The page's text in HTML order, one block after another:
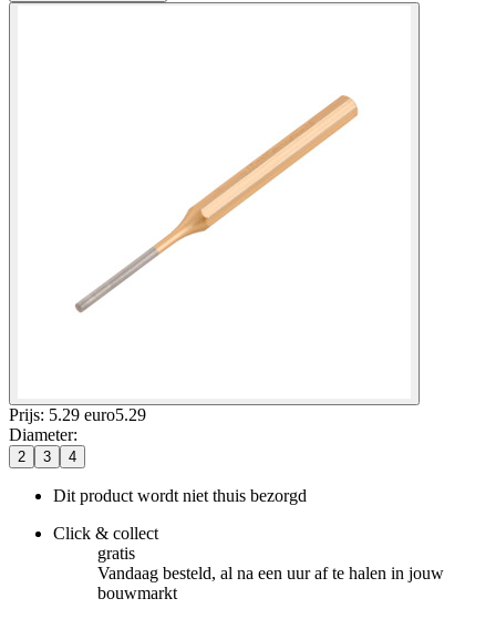
Prijs: 5.29 euro5.29
Diameter:
2 3 4
Dit product wordt niet thuis bezorgd
Click & collect
gratis
Vandaag besteld, al na een uur af te halen in jouw
bouwmarkt